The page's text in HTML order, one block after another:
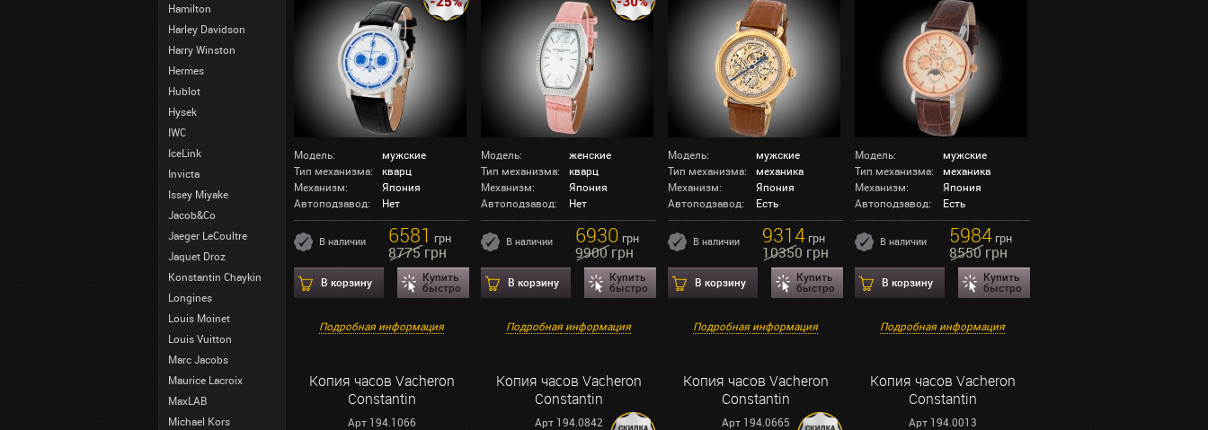
Hamilton
Harley Davidson
Harry Winston
Hermes
Hublot
Hysek
IWC
IceLink
Invicta
Issey Miyake
Jacob&Co
Jaeger LeCoultre
Jaquet Droz
Konstantin Chaykin
Longines
Louis Moinet
Louis Vuitton
Marc Jacobs
Maurice Lacroix
MaxLAB
Michael Kors
Модель:
мужские
Тип механизма:
кварц
Механизм:
Япония
Автоподзавод:
Нет
В наличии 6581 грн
8775 грн
В корзину Купить
быстро
Подробная информация
Модель:
женские
Тип механизма:
кварц
Механизм:
Япония
Автоподзавод:
Нет
В наличии 6930 грн
9900 грн
В корзину Купить
быстро
Подробная информация
Модель:
мужские
Тип механизма:
механика
Механизм:
Япония
Автоподзавод:
Есть
В наличии 9314грн
10350 грн
В корзину Купить
быстро
Подробная информация
Модель:
мужские
Тип механизма:
механика
Механизм:
Япония
Автоподзавод:
Есть
В наличии 5984 грн
8550 грн
В корзину Купить
быстро
Подробная информация
Копия часов Vacheron
Constantin
Арт 194.1066
Копия часов Vacheron
Constantin
Арт 194.0842
Копия часов Vacheron
Constantin
Арт 194.0665
Копия часов Vacheron
Constantin
Арт 194.0013